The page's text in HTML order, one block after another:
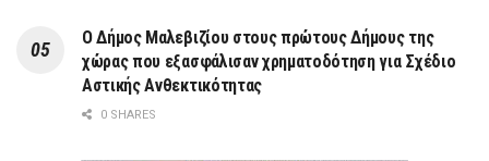
Ο Δήμος Μαλεβιζίου στους πρώτους Δήμους της
χώρας που εξασφάλισαν χρηματοδότηση για Σχέδιο
Αστικής Ανθεκτικότητας
0 SHARES